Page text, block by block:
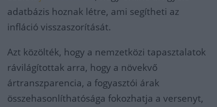
adatbázis hoznak létre, ami segítheti az
infláció visszaszorítását.
Azt közölték, hogy a nemzetközi tapasztalatok
rávilágítottak arra, hogy a növekvő
ártranszparencia, a fogyasztói árak
összehasonlíthatósága fokozhatja a versenyt,